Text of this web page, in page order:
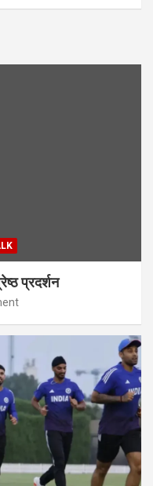
प्रदर्शन